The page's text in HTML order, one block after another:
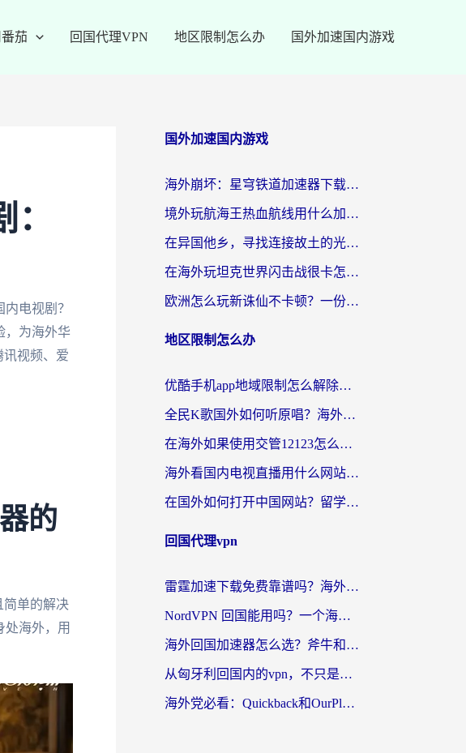
茄 回国代理VPN 地区限制怎么办 国外加速国内游戏
电视剧？
，为海外华
讯视频、爱
的
简单的解决
处海外，用
国外加速国内游戏
海外崩坏：星穹铁道加速器下载安装：一份给游子的终极网络指南
境外玩航海王热血航线用什么加速器？2026海外玩家实测最优方案（附欧洲问道堡垒前线加速技巧）
在异国他乡，寻找连接故土的光明大陆免费加速器
在海外玩坦克世界闪击战很卡怎么办？老玩家亲测有效的加速器选择指南
欧洲怎么玩新诛仙不卡顿？一份给海外游子的国服游戏畅玩指南
地区限制怎么办
优酷手机app地域限制怎么解除？海外党亲测有效的追剧方案
全民K歌国外如何听原唱？海外党亲测有效的回国加速器选择指南
在海外如果使用交管12123怎么处理？留学生亲测有效的回国加速方案
海外看国内电视直播用什么网站比较好？一篇解决你所有追剧难题的实用指南
在国外如何打开中国网站？留学生与海外华人的无缝访问指南
回国代理vpn
雷霆加速下载免费靠谱吗？海外党选回国加速器的避坑指南（附热门工具对比）
NordVPN 回国能用吗？一个海外用户必须面对的真实困境
海外回国加速器怎么选？斧牛和海龟哪个好？一篇帮你避开坑的实用指南
从匈牙利回国内的vpn，不只是为了刷剧那么简单
海外党必看：Quickback和OurPlay好用吗？3分钟选对回国加速器，无缝刷剧玩游戏